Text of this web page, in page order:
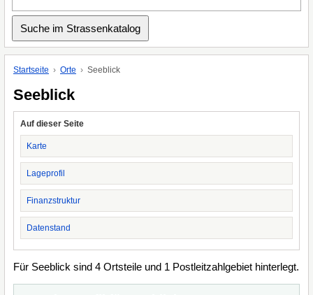
Startseite Orte Seeblick
Seeblick
Auf dieser Seite
Karte
Lageprofil
Finanzstruktur
Datenstand
Für Seeblick sind 4 Ortsteile und 1 Postleitzahlgebiet hinterlegt.